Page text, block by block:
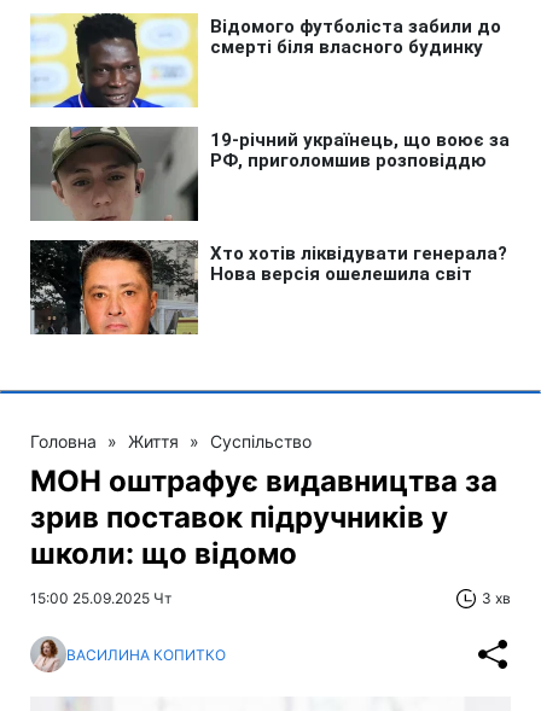
Головна » Життя » Суспільство
МОН оштрафує видавництва за
зрив поставок підручників у
школи: що відомо
15:00 25.09.2025 Чт 3 хв
ВАСИЛИНА КОПИТКО